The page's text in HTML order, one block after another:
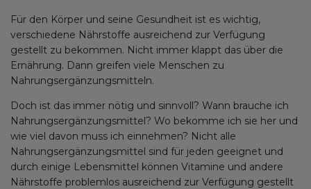
Für den Körper und seine Gesundheit ist es wichtig,
verschiedene Nährstoffe ausreichend zur Verfügung
gestellt zu bekommen. Nicht immer klappt das über die
Ernährung. Dann greifen viele Menschen zu
Nahrungsergänzungsmitteln.
Doch ist das immer nötig und sinnvoll? Wann brauche ich
Nahrungsergänzungsmittel? Wo bekomme ich sie her und
wie viel davon muss ich einnehmen? Nicht alle
Nahrungsergänzungsmittel sind für jeden geeignet und
durch einige Lebensmittel können Vitamine und andere
Nährstoffe problemlos ausreichend zur Verfügung gestellt